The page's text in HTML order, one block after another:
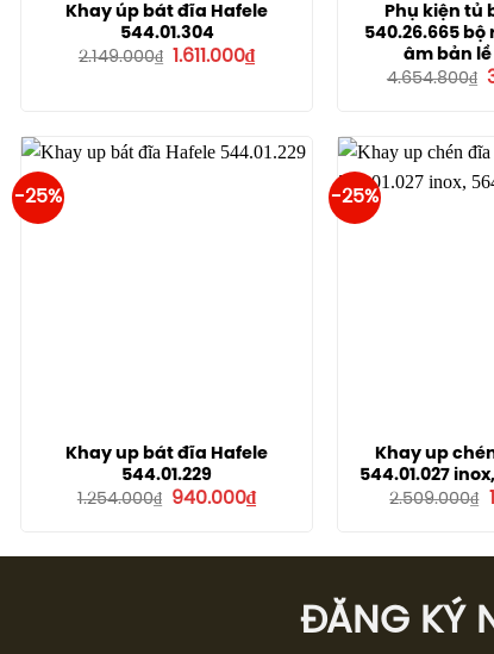
Khay úp bát đĩa Hafele
544.01.304
2.149.000₫ Giá
1.611.000₫Giá
hiện
Phụ kiện tủ
540.26.665 bộ
âm bản
4.654.800₫
-25%
Khay up bát đĩa Hafele
544.01.229
1.254.000₫ Giá
940.000₫Giá
hiện
-25%
Khay up
544.01.027
2.509.000₫
ĐĂNG KÝ